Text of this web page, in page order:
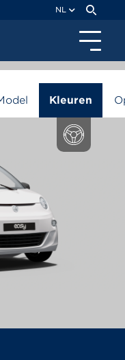
NL
samenKleuren